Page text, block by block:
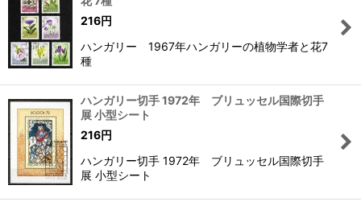
216円
ハンガリー 1967年ハンガリーの植物学者と花7
種
ハンガリー切手 1972年 ブリュッセル国際切手
展 小型シート
216円
ハンガリー切手 1972年 ブリュッセル国際切手
展 小型シート